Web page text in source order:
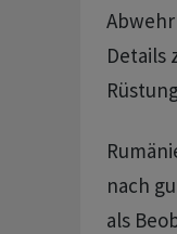
Details
nach
als